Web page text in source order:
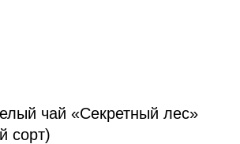
чай «Секретный лес»
сорт)